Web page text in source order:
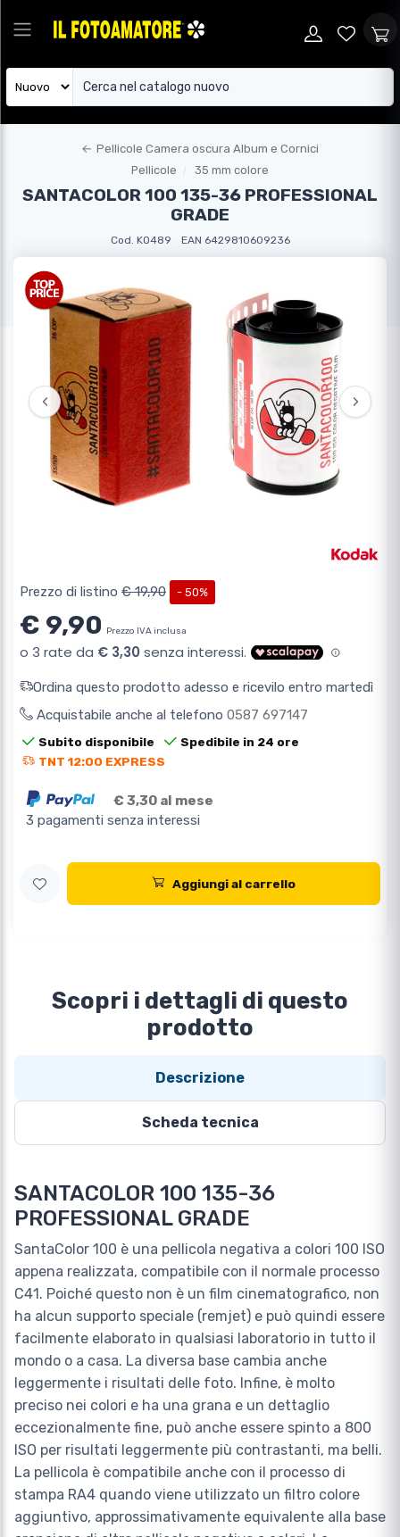
← Pellicole Camera oscura Album e Cornici
Pellicole
35 mm colore
SANTACOLOR 100 135-36 PROFESSIONAL
GRADE
Cod. KO489 EAN 6429810609236
‹ ›
Prezzo di listino € 19,90 - 50%
€ 9,90 Prezzo IVA inclusa
Ordina questo prodotto adesso e ricevilo entro martedì
Acquistabile anche al telefono 0587 697147
Subito disponibile
Spedibile in 24 ore
TNT 12:00 EXPRESS
€ 3,30 al mese
3 pagamenti senza interessi
Aggiungi al carrello
Scopri i dettagli di questo
prodotto
Descrizione
Scheda tecnica
SANTACOLOR 100 135-36
PROFESSIONAL GRADE
SantaColor 100 è una pellicola negativa a colori 100 ISO
appena realizzata, compatibile con il normale processo
C41. Poiché questo non è un film cinematografico, non
ha alcun supporto speciale (remjet) e può quindi essere
facilmente elaborato in qualsiasi laboratorio in tutto il
mondo o a casa. La diversa base cambia anche
leggermente i risultati delle foto. Infine, è molto
preciso nei colori e ha una grana e un dettaglio
eccezionalmente fine, può anche essere spinto a 800
ISO per risultati leggermente più contrastanti, ma belli.
La pellicola è compatibile anche con il processo di
stampa RA4 quando viene utilizzato un filtro colore
aggiuntivo, approssimativamente equivalente alla base